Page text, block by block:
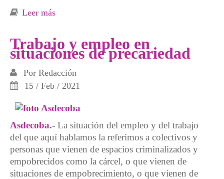
Leer más
Trabajo y empleo en
situaciones de precariedad
Por Redacción
15 / Feb / 2021
Asdecoba.- La situación del empleo y del trabajo
del que aquí hablamos la referimos a colectivos y
personas que vienen de espacios criminalizados y
empobrecidos como la cárcel, o que vienen de
situaciones de empobrecimiento, o que vienen de